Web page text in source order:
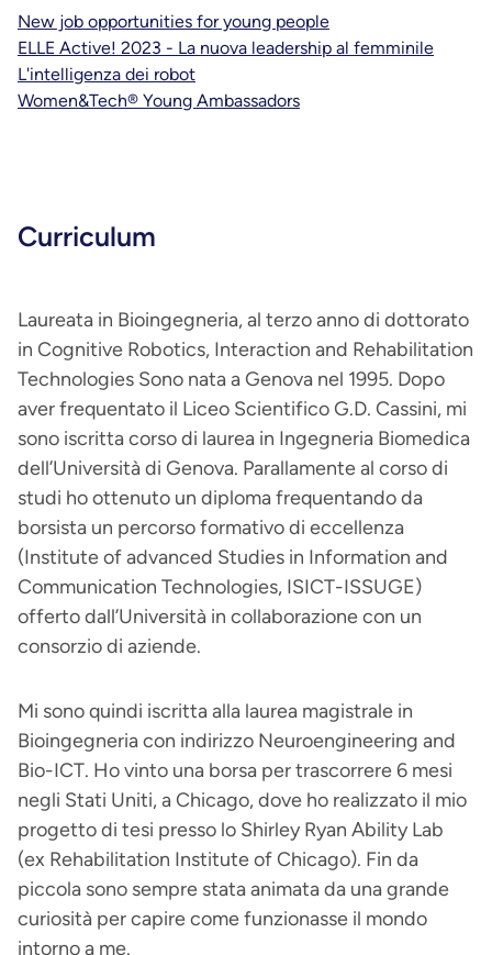
New job opportunities for young people
ELLE Active! 2023 - La nuova leadership al femminile
L'intelligenza dei robot
Women&Tech® Young Ambassadors
Curriculum
Laureata in Bioingegneria, al terzo anno di dottorato
in Cognitive Robotics, Interaction and Rehabilitation
Technologies Sono nata a Genova nel 1995. Dopo
aver frequentato il Liceo Scientifico G.D. Cassini, mi
sono iscritta corso di laurea in Ingegneria Biomedica
dell’Università di Genova. Parallamente al corso di
studi ho ottenuto un diploma frequentando da
borsista un percorso formativo di eccellenza
(Institute of advanced Studies in Information and
Communication Technologies, ISICT-ISSUGE)
offerto dall’Università in collaborazione con un
consorzio di aziende.
Mi sono quindi iscritta alla laurea magistrale in
Bioingegneria con indirizzo Neuroengineering and
Bio-ICT. Ho vinto una borsa per trascorrere 6 mesi
negli Stati Uniti, a Chicago, dove ho realizzato il mio
progetto di tesi presso lo Shirley Ryan Ability Lab
(ex Rehabilitation Institute of Chicago). Fin da
piccola sono sempre stata animata da una grande
curiosità per capire come funzionasse il mondo
intorno a me.